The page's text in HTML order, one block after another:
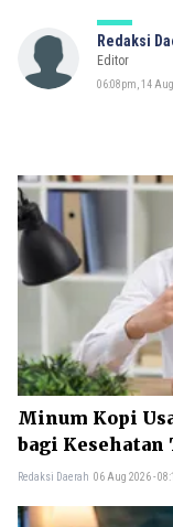
Redaksi
Editor
06:08pm, 14
Minum Kopi
bagi Kesehatan
Redaksi Daerah 06 Aug 2026 -